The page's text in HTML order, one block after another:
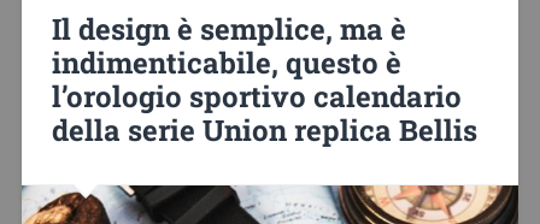
Il design è semplice, ma è
indimenticabile, questo è
l’orologio sportivo calendario
della serie Union replica Bellis